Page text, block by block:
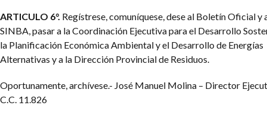
ARTICULO 6°. Regístrese, comuníquese, dese al Boletín Oficial y
SINBA, pasar a la Coordinación Ejecutiva para el Desarrollo
la Planificación Económica Ambiental y el Desarrollo de Energías
Alternativas y a la Dirección Provincial de Residuos.
Oportunamente, archívese.- José Manuel Molina – Director
C.C. 11.826